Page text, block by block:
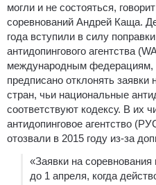
могли и не состояться,
соревнований Андрей Каща.
года вступили в силу
антидопингового агентства
международным федерациям,
предписано отклонять заявки
стран, чьи национальные
соответствуют кодексу. В их
антидопинговое агентство
отозвали в 2015 году из-за
«Заявки на
до 1 апреля, когда